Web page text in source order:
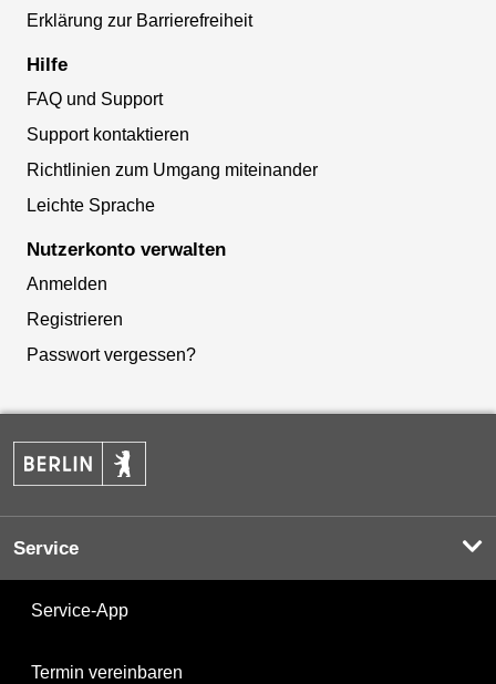
Erklärung zur Barrierefreiheit
Hilfe
FAQ und Support
Support kontaktieren
Richtlinien zum Umgang miteinander
Leichte Sprache
Nutzerkonto verwalten
Anmelden
Registrieren
Passwort vergessen?
Service
Service-App
Termin vereinbaren